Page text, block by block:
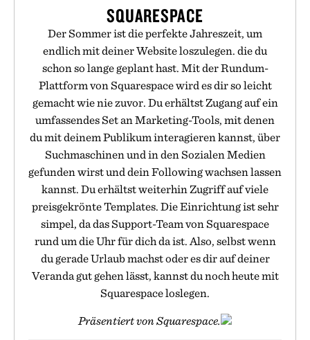
SQUARESPACE
Der Sommer ist die perfekte Jahreszeit, um
endlich mit deiner Website loszulegen. die du
schon so lange geplant hast. Mit der Rundum-
Plattform von Squarespace wird es dir so leicht
gemacht wie nie zuvor. Du erhältst Zugang auf ein
umfassendes Set an Marketing-Tools, mit denen
du mit deinem Publikum interagieren kannst, über
Suchmaschinen und in den Sozialen Medien
gefunden wirst und dein Following wachsen lassen
kannst. Du erhältst weiterhin Zugriff auf viele
preisgekrönte Templates. Die Einrichtung ist sehr
simpel, da das Support-Team von Squarespace
rund um die Uhr für dich da ist. Also, selbst wenn
du gerade Urlaub machst oder es dir auf deiner
Veranda gut gehen lässt, kannst du noch heute mit
Squarespace loslegen.
Präsentiert von Squarespace.